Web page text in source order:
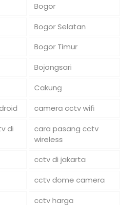
Bogor
Bogor Selatan
Bogor Timur
Bojongsari
Cakung
camera cctv wifi
di
cara pasang cctv
wireless
cctv di jakarta
cctv dome camera
cctv harga